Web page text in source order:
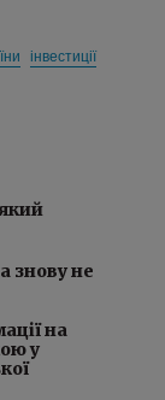
інвестиції
знову не
на
у